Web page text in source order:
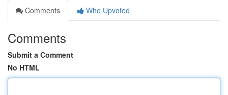
Comments
Who Upvoted
Comments
Submit a Comment
No HTML